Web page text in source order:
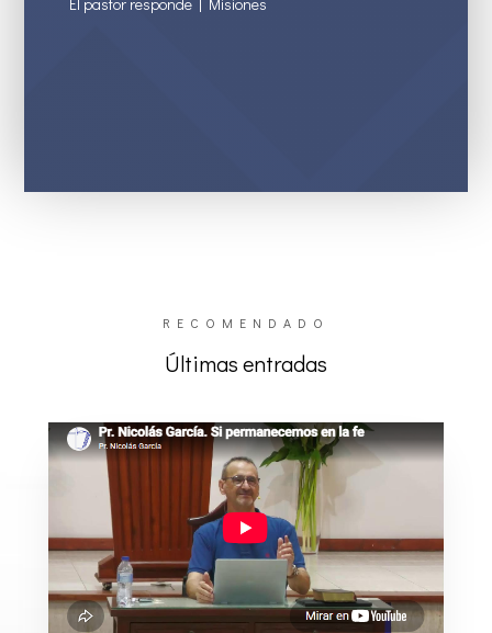
RECOMENDADO
Últimas entradas